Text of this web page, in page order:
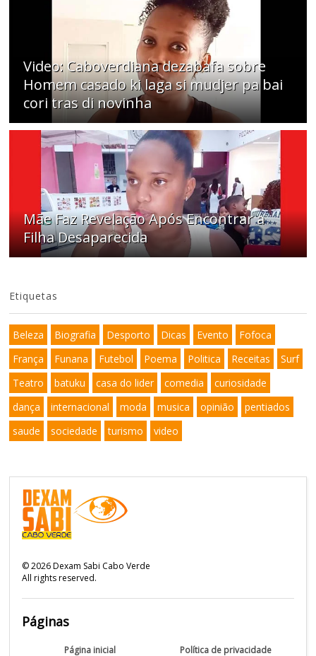
Video: Caboverdiana dezabafa sobre
Homem casado ki laga si mudjer pa bai
cori tras di novinha
Mãe Faz Revelação Após Encontrar a
Filha Desaparecida
Etiquetas
Beleza Biografia Desporto Dicas Evento
Fofoca
França
Funana Futebol Poema Politica Receitas
Surf
Teatro
batuku casa do lider comedia
curiosidade
dança
internacional moda musica opinião
pentiados
saude
sociedade turismo video
©2026Dexam Sabi Cabo Verde
All rights reserved.
Páginas
Página inicial Política de privacidade